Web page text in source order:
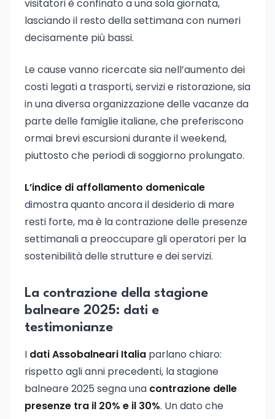
visitatori è confinato a una sola giornata,
lasciando il resto della settimana con numeri
decisamente più bassi.
Le cause vanno ricercate sia nell’aumento dei
costi legati a trasporti, servizi e ristorazione, sia
in una diversa organizzazione delle vacanze da
parte delle famiglie italiane, che preferiscono
ormai brevi escursioni durante il weekend,
piuttosto che periodi di soggiorno prolungato.
L’indice di affollamento domenicale
dimostra quanto ancora il desiderio di mare
resti forte, ma è la contrazione delle presenze
settimanali a preoccupare gli operatori per la
sostenibilità delle strutture e dei servizi.
La contrazione della stagione
balneare 2025: dati e
testimonianze
I dati Assobalneari Italia parlano chiaro:
rispetto agli anni precedenti, la stagione
balneare 2025 segna una contrazione delle
presenze tra il 20% e il 30%. Un dato che